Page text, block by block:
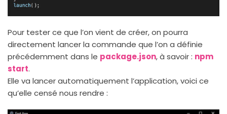
Pour tester ce que l’on vient de créer, on pourra
directement lancer la commande que l’on a définie
précédemment dans le package.json, à savoir : npm
start.
Elle va lancer automatiquement l’application, voici ce
qu’elle censé nous rendre :